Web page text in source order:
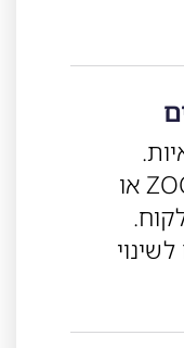
הקורס מועבר בZOOM או